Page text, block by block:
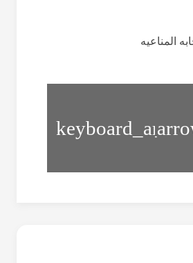
المناعیه
العلاج